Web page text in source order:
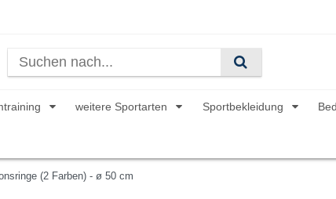
weitere Sportarten Sportbekleidung
(2 Farben) - ø 50 cm